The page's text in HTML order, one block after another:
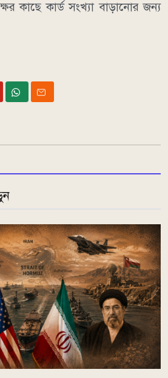
কাছে কার্ড সংখ্যা বাড়ানোর জন্য